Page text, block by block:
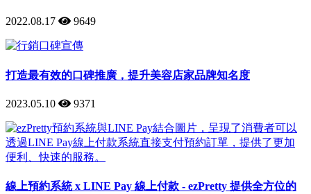
2022.08.17 9649
打造最有效的口碑推廣，提升美容店家品牌知名度
2023.05.10 9371
線上預約系統 x LINE Pay 線上付款 - ezPretty 提供全方位的